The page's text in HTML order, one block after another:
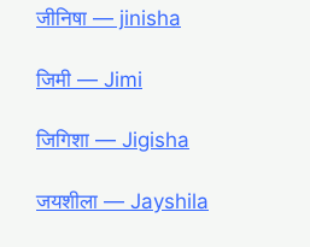
जीनिषा ― jinisha
जिमी ― Jimi
जिगिशा ― Jigisha
जयशीला ― Jayshila